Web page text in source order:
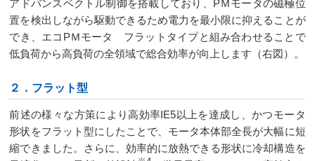
アドバンスベクトル制御を搭載しており、PＭモータの磁極位
置を検出しながら駆動できるため電力を最小限に抑えることが
でき、エコPＭモータ フラットタイプと組み合わせることで
低負荷から高負荷の全領域で総合効率が向上します（右図）。
２．フラット型
前述の様々な方策により高効率IE5以上を達成し、かつモータ
形状をフラット型にしたことで、モータ本体部全長が大幅に短
縮できました。さらに、効率的に放熱できる形状に冷却構造を